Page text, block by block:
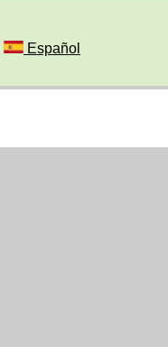
Español